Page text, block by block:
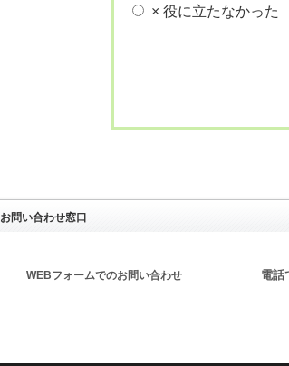
× 役に立たなかった
お問い合わせ窓口
WEBフォームでのお問い合わせ 電話